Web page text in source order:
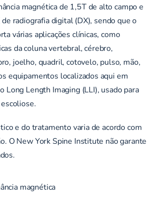
magnética de 1,5T de alto campo e
radiografia digital (DX), sendo que o
várias aplicações clínicas, como
da coluna vertebral, cérebro,
joelho, quadril, cotovelo, pulso, mão,
equipamentos localizados aqui em
Long Length Imaging (LLI), usado para
e do tratamento varia de acordo com
O New York Spine Institute não garante
magnética